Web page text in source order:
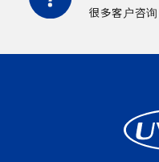
很多客户咨询